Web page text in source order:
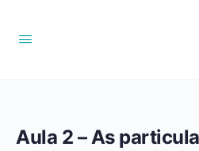
Aula 2 – As